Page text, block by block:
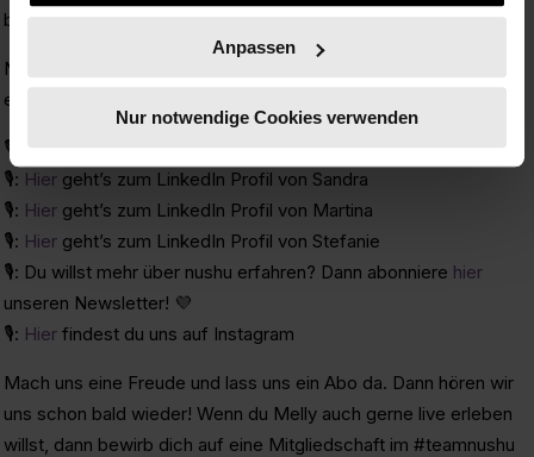
Anpassen
Nur notwendige Cookies verwenden
bist aber noch keine nushu? Dann werde jetzt
Noch mehr Insights wanted? Dann kannst du hier noch tiefer
eintauchen:
🎙️: Hiergeht’s zum LinkedIn Profil von Inka
🎙️: Hier geht’s zum LinkedIn Profil von Sandra
🎙️: Hier geht’s zum LinkedIn Profil von Martina
🎙️: Hier geht’s zum LinkedIn Profil von Stefanie
🎙️: Du willst mehr über nushu erfahren? Dann abonniere hier
unseren Newsletter! 💜
🎙️: Hier findest du uns auf Instagram
Mach uns eine Freude und lass uns ein Abo da. Dann hören wir
uns schon bald wieder! Wenn du Melly auch gerne live erleben
willst, dann bewirb dich auf eine Mitgliedschaft im #teamnushu